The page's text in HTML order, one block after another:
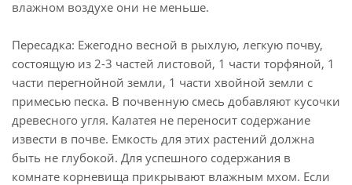
влажном воздухе они не меньше.
Пересадка: Ежегодно весной в рыхлую, легкую почву,
состоящую из 2-3 частей листовой, 1 части торфяной, 1
части перегнойной земли, 1 части хвойной земли с
примесью песка. В почвенную смесь добавляют кусочки
древесного угля. Калатея не переносит содержание
извести в почве. Емкость для этих растений должна
быть не глубокой. Для успешного содержания в
комнате корневища прикрывают влажным мхом. Если